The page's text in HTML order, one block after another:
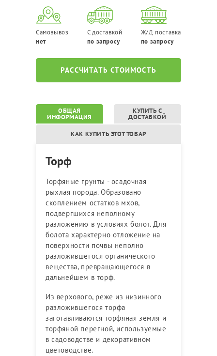
Самовывоз
нет
С доставкой
по запросу
Ж/Д поставка
по запросу
РАССЧИТАТЬ СТОИМОСТЬ
ОБЩАЯ
ИНФОРМАЦИЯ
КУПИТЬ С
ДОСТАВКОЙ
КАК КУПИТЬ ЭТОТ ТОВАР
Торф
Торфяные грунты - осадочная
рыхлая порода. Образовано
скоплением остатков мхов,
подвергшихся неполному
разложению в условиях болот. Для
болота характерно отложение на
поверхности почвы неполно
разложившегося органического
вещества, превращающегося в
дальнейшем в торф.
Из верхового, реже из низинного
разложившегося торфа
заготавливаются торфяная земля и
торфяной перегной, используемые
в садоводстве и декоративном
цветоводстве.